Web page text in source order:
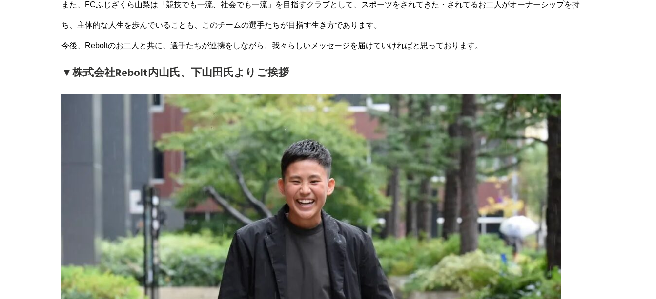
また、FCふじざくら山梨は「競技でも一流、社会でも一流」を目指すクラブとして、スポーツをされてきた・されてるお二人がオーナーシップを持
ち、主体的な人生を歩んでいることも、このチームの選手たちが目指す生き方であります。
今後、Reboltのお二人と共に、選手たちが連携をしながら、我々らしいメッセージを届けていければと思っております。
▼株式会社Rebolt内山氏、下山田氏よりご挨拶